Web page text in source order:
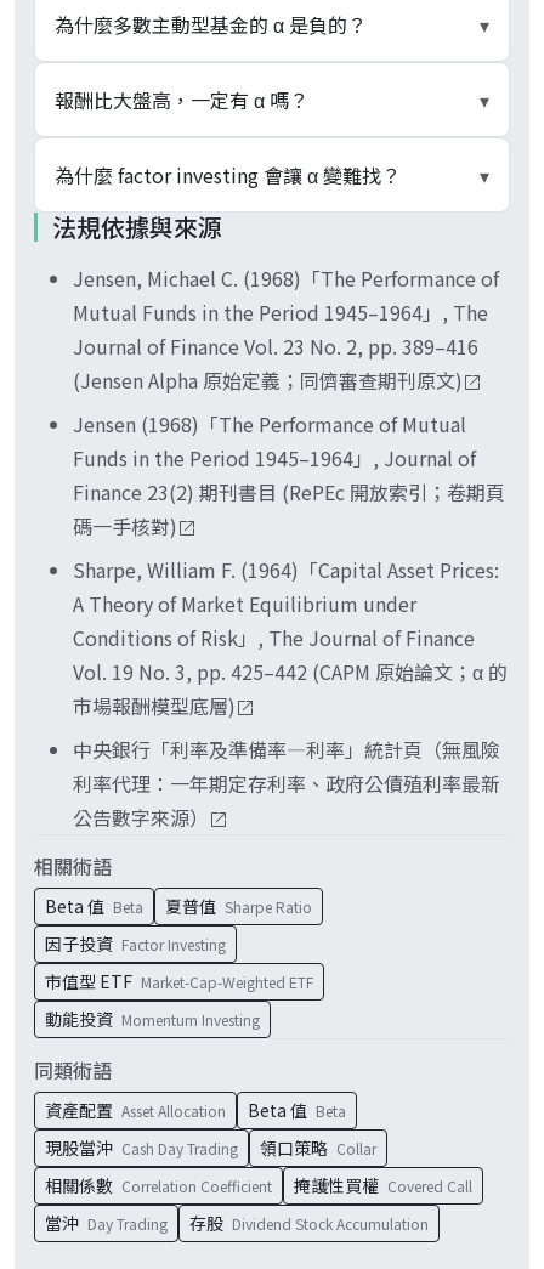
是操盤手選股與擇時的真本事。算式是 α = 實際報
1.3 的基金，扣掉該得的市場報酬後 α 可能是負
的。要看賺多少看絕對報酬，要看有沒有打敗風險
β 衡量組合對市場漲跌的敏感度、也就是承擔多少
系統性風險，是買加權指數 ETF 就能複製的部分；
α 是剝離 β 之後、市場無法解釋的剩餘報酬。
Rf)] 是 β 帶來的、減掉它剩下的才是 α。兩者分開
看才能區分「搭大盤順風車」和「操盤手真本
事」。
為什麼多數主動型基金的 α 是負的？ ▾
一個被反覆驗證的實證觀察是：扣掉內扣費用後，
多數主動型基金的 α 趨近零甚至為負。主因是管理
費等內扣成本長期累積，加上市場本就難以持續預
被動投資與指數化的核心論據。與其付費追求不穩
定的 α，不如用低成本的市場組合鎖定 β。
報酬比大盤高，一定有 α 嗎？ ▾
不一定。報酬高很可能只是 β 開大、承擔更多市場
風險換來的，不是真的有 α。要先扣掉組合自身 β
應得的市場報酬才算數。例如 β = 1.3 的組合在大
盤漲 20% 時，CAPM 認為它本來就該漲約 25.55%
（取 Rf 1.5%），若實際只漲 22%、α 反而是負
的。表面打敗大盤、扣完曝險後可能在扣分。
為什麼 factor investing 會讓 α 變難找？ ▾
factor investing 與 smart beta 研究發現，過去被
當成「操盤手本事」的超額報酬，有一部分來自規
模、價值、動量等可系統性複製的因子暴險。這些
因子被辨識出來後、就從 α 被重新歸類為因子報酬
（廣義的 β）。真正的 α 是扣掉所有已知因子後仍
無法解釋的剩餘，因子研究越深入、能算進 β 的越
多、純 α 的門檻就越高。
法規依據與來源
Jensen, Michael C. (1968)「The Performance of
Mutual Funds in the Period 1945–1964」, The
Journal of Finance Vol. 23 No. 2, pp. 389–416
(Jensen Alpha 原始定義；同儕審查期刊原文)
Jensen (1968)「The Performance of Mutual
Funds in the Period 1945–1964」, Journal of
Finance 23(2) 期刊書目 (RePEc 開放索引；卷期頁
碼一手核對)
Sharpe, William F. (1964)「Capital Asset Prices:
A Theory of Market Equilibrium under
Conditions of Risk」, The Journal of Finance
Vol. 19 No. 3, pp. 425–442 (CAPM 原始論文；α 的
市場報酬模型底層)
中央銀行「利率及準備率—利率」統計頁（無風險
利率代理：一年期定存利率、政府公債殖利率最新
公告數字來源）
相關術語
Beta 值 Beta 夏普值 Sharpe Ratio
因子投資 Factor Investing
市值型 ETF Market-Cap-Weighted ETF
動能投資 Momentum Investing
同類術語
資產配置 Asset Allocation Beta 值 Beta
現股當沖 Cash Day Trading 領口策略 Collar
相關係數 Correlation Coefficient 掩護性買權 Covered Call
當沖 Day Trading 存股 Dividend Stock Accumulation